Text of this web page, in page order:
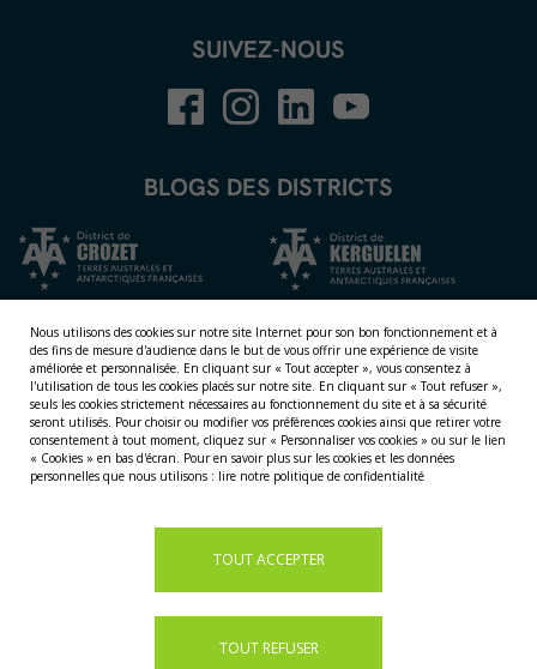
SUIVEZ-NOUS
BLOGS DES DISTRICTS
NOS TERRITOIRES
Nous utilisons des cookies sur notre site Internet pour son bon fonctionnement et à
des fins de mesure d'audience dans le but de vous offrir une expérience de visite
améliorée et personnalisée. En cliquant sur « Tout accepter », vous consentez à
l'utilisation de tous les cookies placés sur notre site. En cliquant sur « Tout refuser »,
seuls les cookies strictement nécessaires au fonctionnement du site et à sa sécurité
seront utilisés. Pour choisir ou modifier vos préférences cookies ainsi que retirer votre
consentement à tout moment, cliquez sur « Personnaliser vos cookies » ou sur le lien
« Cookies » en bas d'écran. Pour en savoir plus sur les cookies et les données
personnelles que nous utilisons : lire notre politique de confidentialité
TOUT ACCEPTER
TOUT REFUSER